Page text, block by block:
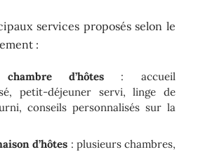
services proposés selon le
:
d’hôtes : accueil
petit-déjeuner servi, linge de
conseils personnalisés sur la
d’hôtes : plusieurs chambres,